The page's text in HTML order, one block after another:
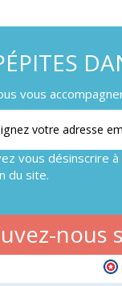
vous
vous désinscrire
du site.
nous